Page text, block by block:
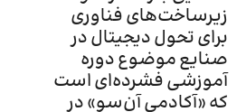
زیرساخت‌های فناوری
برای تحول دیجیتال در
صنایع موضوع دوره‌
آموزشی فشرده‌ای است
که «آکادمی آن‌سو» در